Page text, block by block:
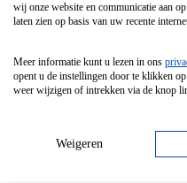
Tcl
Hd Led Tv
Antennekabel
wij onze website en communicatie aan
laten zien op basis van uw recente
Meer informatie kunt u lezen in ons
opent u de instellingen door te klikken
weer wijzigen of intrekken via de knop
Weigeren